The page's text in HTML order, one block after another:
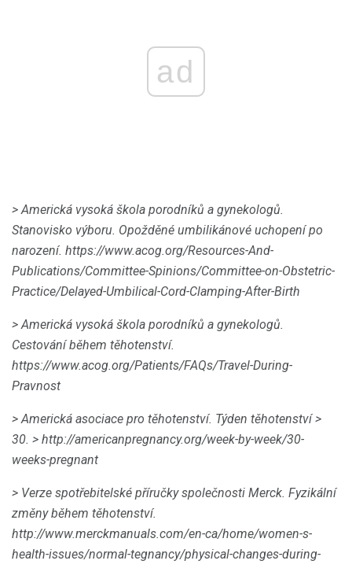
ad
> Americká vysoká škola porodníků a gynekologů.
Stanovisko výboru. Opožděné umbilikánové uchopení po
narození. https://www.acog.org/Resources-And-
Publications/Committee-Spinions/Committee-on-Obstetric-
Practice/Delayed-Umbilical-Cord-Clamping-After-Birth
> Americká vysoká škola porodníků a gynekologů.
Cestování během těhotenství.
https://www.acog.org/Patients/FAQs/Travel-During-
Pravnost
> Americká asociace pro těhotenství. Týden těhotenství >
30. > http://americanpregnancy.org/week-by-week/30-
weeks-pregnant
> Verze spotřebitelské příručky společnosti Merck. Fyzikální
změny během těhotenství.
http://www.merckmanuals.com/en-ca/home/women-s-
health-issues/normal-tegnancy/physical-changes-during-